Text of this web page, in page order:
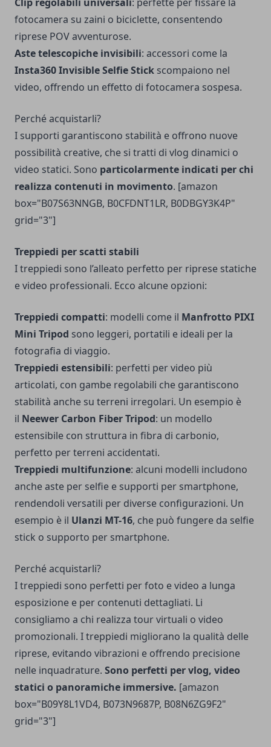
fotocamera su zaini o biciclette, consentendo
riprese POV avventurose.
Aste telescopiche invisibili: accessori come la
Insta360 Invisible Selfie Stick scompaiono nel
video, offrendo un effetto di fotocamera sospesa.
Perché acquistarli?
I supporti garantiscono stabilità e offrono nuove
possibilità creative, che si tratti di vlog dinamici o
video statici. Sono particolarmente indicati per chi
realizza contenuti in movimento. [amazon
box="B07S63NNGB, B0CFDNT1LR, B0DBGY3K4P"
grid="3"]
Treppiedi per scatti stabili
I treppiedi sono l’alleato perfetto per riprese statiche
e video professionali. Ecco alcune opzioni:
Treppiedi compatti: modelli come il Manfrotto PIXI
Mini Tripod sono leggeri, portatili e ideali per la
fotografia di viaggio.
Treppiedi estensibili: perfetti per video più
articolati, con gambe regolabili che garantiscono
stabilità anche su terreni irregolari. Un esempio è
il Neewer Carbon Fiber Tripod: un modello
estensibile con struttura in fibra di carbonio,
perfetto per terreni accidentati.
Treppiedi multifunzione: alcuni modelli includono
anche aste per selfie e supporti per smartphone,
rendendoli versatili per diverse configurazioni. Un
esempio è il Ulanzi MT-16, che può fungere da selfie
stick o supporto per smartphone.
Perché acquistarli?
I treppiedi sono perfetti per foto e video a lunga
esposizione e per contenuti dettagliati. Li
consigliamo a chi realizza tour virtuali o video
promozionali. I treppiedi migliorano la qualità delle
riprese, evitando vibrazioni e offrendo precisione
nelle inquadrature. Sono perfetti per vlog, video
statici o panoramiche immersive. [amazon
box="B09Y8L1VD4, B073N9687P, B08N6ZG9F2"
grid="3"]